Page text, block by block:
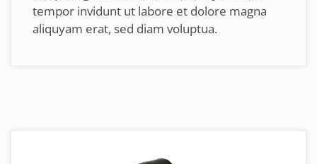
tempor invidunt ut labore et dolore magna
aliquyam erat, sed diam voluptua.